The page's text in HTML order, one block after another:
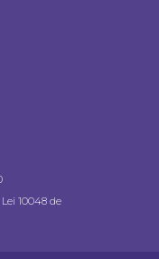
Lei 10048 de